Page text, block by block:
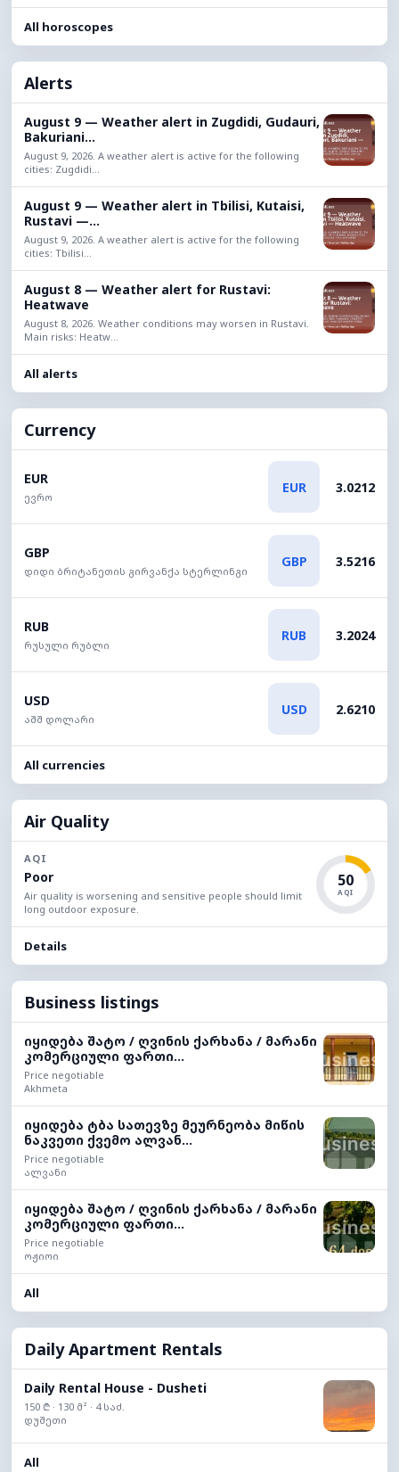
All horoscopes
Alerts
August 9 — Weather alert in Zugdidi, Gudauri,
Bakuriani...
August 9, 2026. A weather alert is active for the following
cities: Zugdidi...
August 9 — Weather alert in Tbilisi, Kutaisi,
Rustavi —...
August 9, 2026. A weather alert is active for the following
cities: Tbilisi...
August 8 — Weather alert for Rustavi:
Heatwave
August 8, 2026. Weather conditions may worsen in Rustavi.
Main risks: Heatw...
All alerts
Currency
EUR
ევრო
EUR 3.0212
GBP
დიდი ბრიტანეთის გირვანქა სტერლინგი
GBP 3.5216
RUB
რუსული რუბლი
RUB 3.2024
USD
აშშ დოლარი
USD 2.6210
All currencies
Air Quality
AQI
Poor
Air quality is worsening and sensitive people should limit
long outdoor exposure.
50
AQI
Details
Business listings
იყიდება შატო / ღვინის ქარხანა / მარანი
კომერციული ფართი...
Price negotiable
Akhmeta
იყიდება ტბა სათევზე მეურნეობა მიწის
ნაკვეთი ქვემო ალვან...
Price negotiable
ალვანი
იყიდება შატო / ღვინის ქარხანა / მარანი
კომერციული ფართი...
Price negotiable
ოჟიოი
All
Daily Apartment Rentals
Daily Rental House - Dusheti
150 ₾ · 130 მ² · 4 საძ.
დუშეთი
All